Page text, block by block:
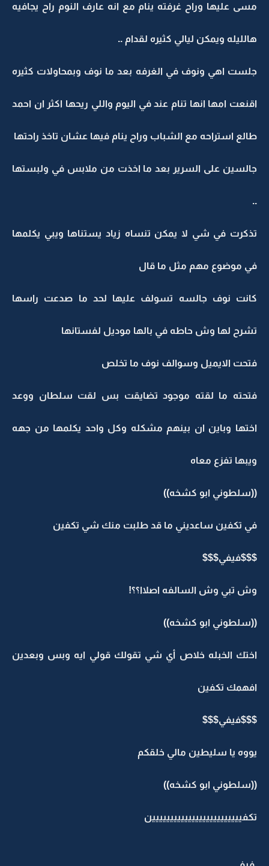
مسى عليها وراح غرفته ينام مع انه عارف النوم راح يجافيه
هالليله ويمكن ليالي كثيره لقدام ..
جلست اهي ونوف في الغرفه بعد ما نوف وبمحاولات كثيره
اقنعت امها انها تنام عند في اليوم واللي ريحها اكثر ان احمد
طالع استراحه مع الشباب وراح ينام فيها عشان تاخذ راحتها
جالسين على السرير بعد ما اخذت من ملابس في ولبستها
..
تذكرت في شي لا يمكن تنساه زياد يستناها ويبي يكلمها
في موضوع مهم مثل ما قال
كانت نوف جالسه تسولف عليها لحد ما صدعت راسها
تشرح لها وش حاطه في بالها موديل لفستانها
فتحت الايميل وسوالف نوف ما تخلص
فتحته ما لقته موجود تضايقت بس لقت سلطان ووعد
اختها وباين ان بينهم مشكله وكل واحد يكلمها من جهه
ويبها تفزع معاه
((سلطوني ابو كشخه))
في تكفين ساعديني ما قد طلبت منك شي تكفين
$$$فيفي$$$
وش تبي وش السالفه اصلاا؟؟!
((سلطوني ابو كشخه))
اختك الخبله خلاص أي شي تقولك قولي ايه وبس وبعدين
افهمك تكفين
$$$فيفي$$$
يووه يا سليطين مالي خلقكم
((سلطوني ابو كشخه))
تكفييييييييييييييييييييييييين